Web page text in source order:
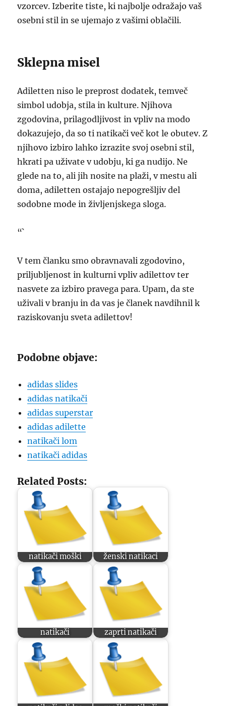
vzorcev. Izberite tiste, ki najbolje odražajo vaš
osebni stil in se ujemajo z vašimi oblačili.
Sklepna misel
Adiletten niso le preprost dodatek, temveč
simbol udobja, stila in kulture. Njihova
zgodovina, prilagodljivost in vpliv na modo
dokazujejo, da so ti natikači več kot le obutev. Z
njihovo izbiro lahko izrazite svoj osebni stil,
hkrati pa uživate v udobju, ki ga nudijo. Ne
glede na to, ali jih nosite na plaži, v mestu ali
doma, adiletten ostajajo nepogrešljiv del
sodobne mode in življenjskega sloga.
“`
V tem članku smo obravnavali zgodovino,
priljubljenost in kulturni vpliv adilettov ter
nasvete za izbiro pravega para. Upam, da ste
uživali v branju in da vas je članek navdihnil k
raziskovanju sveta adilettov!
Podobne objave:
adidas slides
adidas natikači
adidas superstar
adidas adilette
natikači lom
natikači adidas
Related Posts:
natikači moški ženski natikaci
natikači zaprti natikači